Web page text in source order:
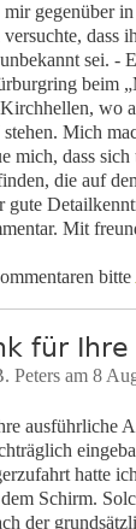
gegenüber
dass
sei. -
beim
wo
Mich
mich, dass sich
die auf
gute
Mit
bitte
für Ihre
Peters am 8
ausführliche
hatte
Schirm.
der